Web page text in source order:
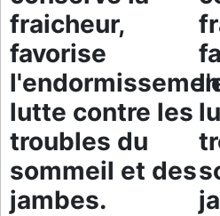
fraicheur,
favorise
lutte contre les
troubles du
sommeil et des
jambes.